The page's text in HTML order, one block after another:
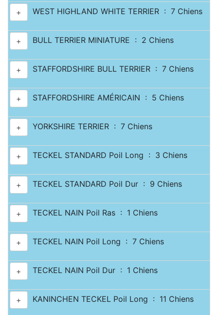
+ WEST HIGHLAND WHITE TERRIER : 7 Chiens
+ BULL TERRIER MINIATURE : 2 Chiens
+ STAFFORDSHIRE BULL TERRIER : 7 Chiens
+ STAFFORDSHIRE AMÉRICAIN : 5 Chiens
+ YORKSHIRE TERRIER : 7 Chiens
+ TECKEL STANDARD Poil Long : 3 Chiens
+ TECKEL STANDARD Poil Dur : 9 Chiens
+ TECKEL NAIN Poil Ras : 1 Chiens
+ TECKEL NAIN Poil Long : 7 Chiens
+ TECKEL NAIN Poil Dur : 1 Chiens
+ KANINCHEN TECKEL Poil Long : 11 Chiens